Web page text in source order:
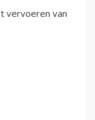
vervoeren van